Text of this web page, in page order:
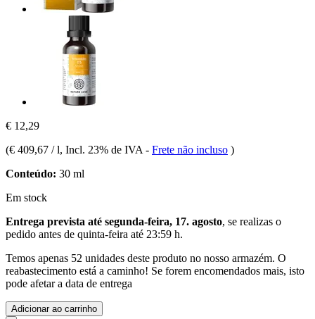
€ 12,29
(€ 409,67 / l, Incl. 23% de IVA - Frete não incluso )
Conteúdo: 30 ml
Em stock
Entrega prevista até segunda-feira, 17. agosto, se realizas o
pedido antes de quinta-feira até 23:59 h.
Temos apenas 52 unidades deste produto no nosso armazém. O
reabastecimento está a caminho! Se forem encomendados mais, isto
pode afetar a data de entrega
Adicionar ao carrinho